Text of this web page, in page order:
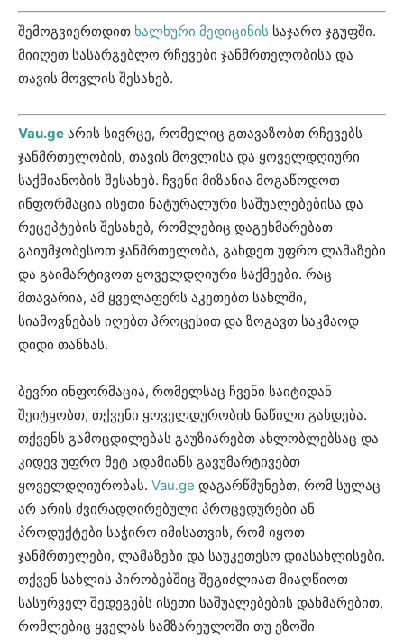
შემოგვიერთდით ხალხური მედიცინის საჯარო ჯგუფში.
მიიღეთ სასარგებლო რჩევები ჯანმრთელობისა და
თავის მოვლის შესახებ.
Vau.ge არის სივრცე, რომელიც გთავაზობთ რჩევებს
ჯანმრთელობის, თავის მოვლისა და ყოველდღიური
საქმიანობის შესახებ. ჩვენი მიზანია მოგაწოდოთ
ინფორმაცია ისეთი ნატურალური საშუალებებისა და
რეცეპტების შესახებ, რომლებიც დაგეხმარებათ
გაიუმჯობესოთ ჯანმრთელობა, გახდეთ უფრო ლამაზები
და გაიმარტივოთ ყოველდღიური საქმეები. რაც
მთავარია, ამ ყველაფერს აკეთებთ სახლში,
სიამოვნებას იღებთ პროცესით და ზოგავთ საკმაოდ
დიდი თანხას.
ბევრი ინფორმაცია, რომელსაც ჩვენი საიტიდან
შეიტყობთ, თქვენი ყოველდურობის ნაწილი გახდება.
თქვენს გამოცდილებას გაუზიარებთ ახლობლებსაც და
კიდევ უფრო მეტ ადამიანს გავუმარტივებთ
ყოველდღიურობას. Vau.ge დაგარწმუნებთ, რომ სულაც
არ არის ძვირადღირებული პროცედურები ან
პროდუქტები საჭირო იმისათვის, რომ იყოთ
ჯანმრთელები, ლამაზები და საუკეთესო დიასახლისები.
თქვენ სახლის პირობებშიც შეგიძლიათ მიაღწიოთ
სასურველ შედეგებს ისეთი საშუალებების დახმარებით,
რომლებიც ყველას სამზარეულოში თუ ეზოში